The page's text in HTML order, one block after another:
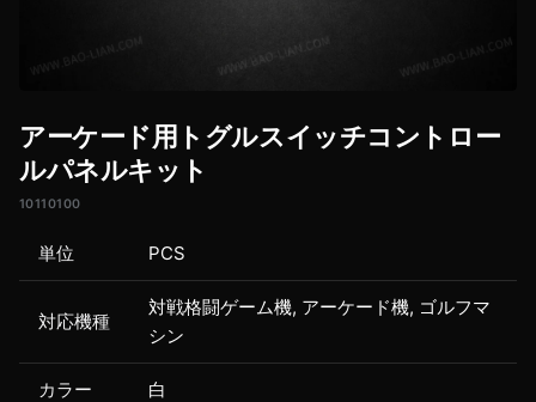
アーケード用トグルスイッチコントロー
ルパネルキット
10110100
単位 PCS
対応機種
対戦格闘ゲーム機, アーケード機, ゴルフマ
シン
カラー 白